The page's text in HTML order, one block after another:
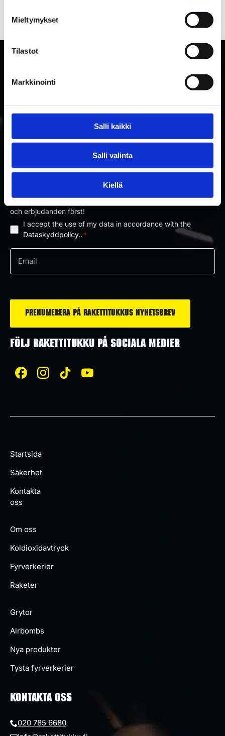
Mieltymykset
Tilastot
Markkinointi
Salli kaikki
Salli valinta
Kiellä
PRENUMERERA PÅ RAKETTITUKKU
NYHETSBREV
Prenumerera på nyhetsbrevet och få information om nyheter
och erbjudanden först!
Dataskyddpolicy
*
I accept the use of my data in accordance with the
Dataskyddpolicy.. *
post
FÖLJ RAKETTITUKKU PÅ SOCIALA MEDIER
Startsida
Säkerhet
Kontakta
oss
Om oss
Koldioxidavtryck
Fyrverkerier
Raketer
Grytor
Airbombs
Nya produkter
Tysta fyrverkerier
KONTAKTA OSS
020 785 6680